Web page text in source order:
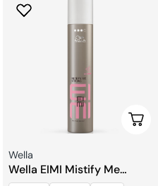
Les Options
Fournisseur:
Wella
Wella EIMI Mistify Me